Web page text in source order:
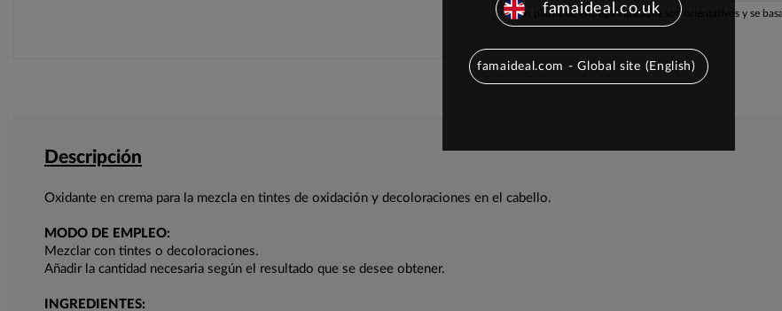
Los plazos de entrega indicados son orientativos y se
Descripción
Oxidante en crema para la mezcla en tintes de oxidación y decoloraciones en el cabello.
MODO DE EMPLEO:
Mezclar con tintes o decoloraciones.
Añadir la cantidad necesaria según el resultado que se desee obtener.
INGREDIENTES:
famaideal.co.uk
famaideal.com - Global site (English)